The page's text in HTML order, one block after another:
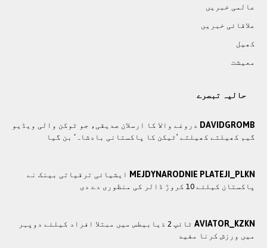
عالمی خبريں
علاقائی خبريں
کھيل
معيشت
حالیہ تبصرے
DAVIDGROMB دروغے والا کا ارسلان صدیقی، جو ٹوکن والی ویڈیو
گیم کھیلتے کھیلتے ’ٹیکن کا پاکستانی بادشاہ‘ بن گیا
MEJDYNARODNIE PLATEJI_PLKN ایشیائی ترقیاتی بینک نے
پاکستان کیلئے 10 کروڑ ڈالر کی منظوری دے دی
AVIATOR_KZKN
ٹائپ 2 ذیابیطس میں مبتلا افراد کیلئے دوپہر
میں ورزش کرنا مفید